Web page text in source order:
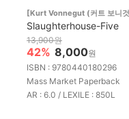
[Kurt Vonnegut (커트 보니
Slaughterhouse-Five
13,900원
42% 8,000원
ISBN : 9780440180296
Mass Market Paperback
AR : 6.0 / LEXILE : 850L